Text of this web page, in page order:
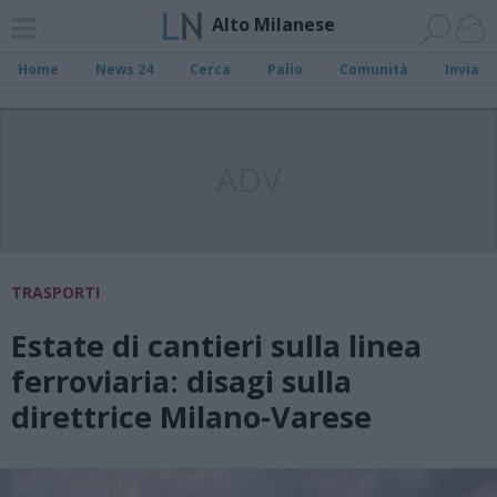
Alto Milanese
Home News 24 Cerca Palio Comunità Invia
TRASPORTI
Estate di cantieri sulla linea
ferroviaria: disagi sulla
direttrice Milano-Varese